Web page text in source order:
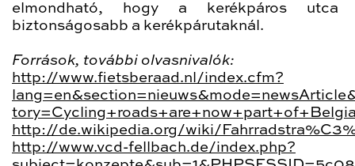
elmondható, hogy a kerékpáros utca
biztonságosabb a kerékpárutaknál.
Források, további olvasnivalók:
http://www.fietsberaad.nl/index.cfm?
http://de.wikipedia.org/wiki/
http://www.vcd-fellbach.de/index.php?